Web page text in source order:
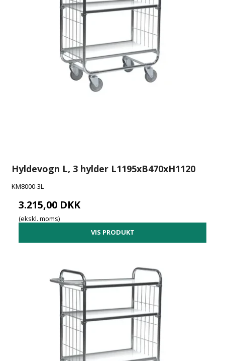
Hyldevogn L, 3 hylder L1195xB470xH1120
KM8000-3L
3.215,00 DKK
(ekskl. moms)
VIS PRODUKT